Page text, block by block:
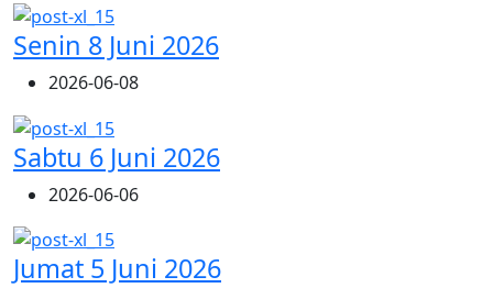
Senin 8 Juni 2026
2026-06-08
Sabtu 6 Juni 2026
2026-06-06
Jumat 5 Juni 2026